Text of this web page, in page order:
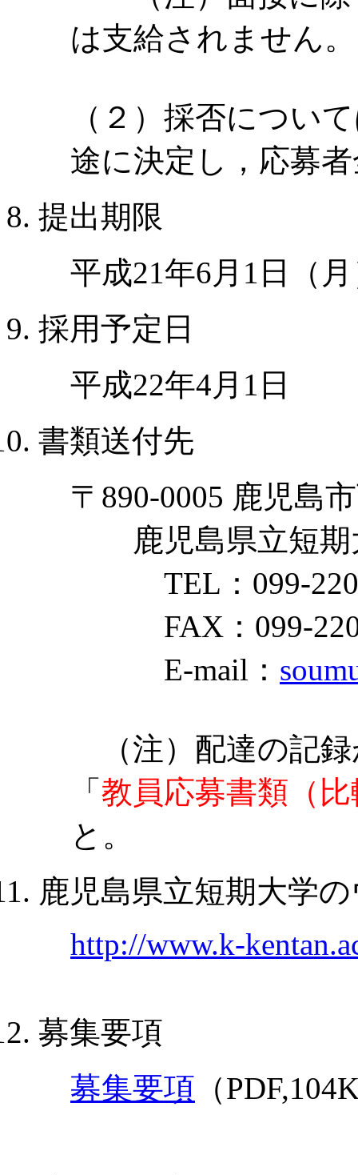
は支給されません。
（２）採否につい
途に決定し，応募
提出期限
平成21年6月1日（
採用予定日
平成22年4月1日
書類送付先
〒890-0005 鹿児島
鹿児島県立短期
TEL：099-220-
FAX：099-
E-mail：
（注）配達の記録
「 教員応募書類（
と。
鹿児島県立短期大学
http://www.k-
募集要項
募集要項 （